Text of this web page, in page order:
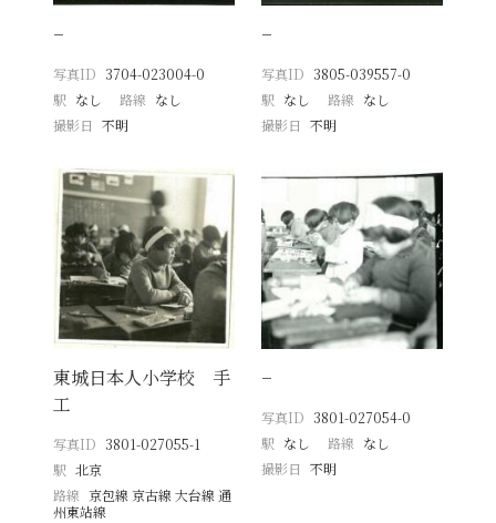
−
写真ID 3704-023004-0
駅 なし 路線 なし
撮影日
不明
−
写真ID 3805-039557-0
駅 なし 路線 なし
撮影日 不明
東城日本人小学校 手
工
写真ID 3801-027055-1
駅 北京
路線 京包線 京古線 大台線 通
州東站線
−
写真ID 3801-027054-0
駅 なし 路線 なし
撮影日 不明